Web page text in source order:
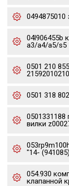
04l906455b
a3/a4/a5/s5
0501 210
0501 318
вилки
"14- (941085)
054.930
клапанной